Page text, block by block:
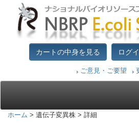
カートの中身を見る ログ
ご意見・ご要望
ホーム > 遺伝子変異株 > 詳細